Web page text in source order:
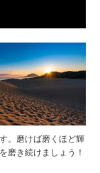
。磨けば磨くほど輝
磨き続けましょう！